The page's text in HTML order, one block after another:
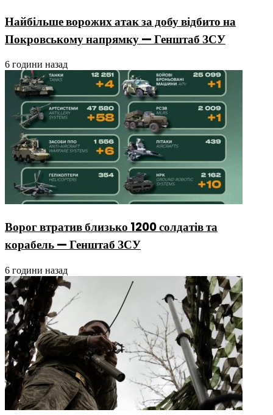
Найбільше ворожих атак за добу відбито на
Покровському напрямку — Генштаб ЗСУ
6 години назад
Ворог втратив близько 1200 солдатів та
корабель — Генштаб ЗСУ
6 години назад